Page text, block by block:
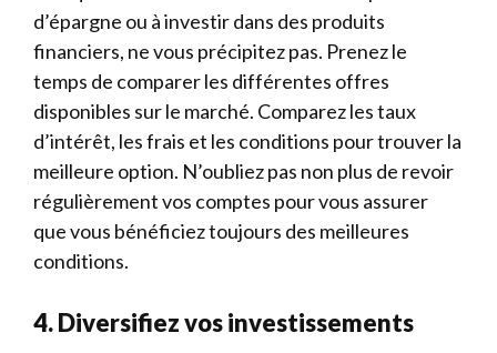
d’épargne ou à investir dans des produits
financiers, ne vous précipitez pas. Prenez le
temps de comparer les différentes offres
disponibles sur le marché. Comparez les taux
d’intérêt, les frais et les conditions pour trouver la
meilleure option. N’oubliez pas non plus de revoir
régulièrement vos comptes pour vous assurer
que vous bénéficiez toujours des meilleures
conditions.
4. Diversifiez vos investissements